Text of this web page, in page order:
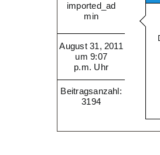
imported_ad
min
August 31, 2011
um 9:07
p.m. Uhr
Beitragsanzahl:
3194